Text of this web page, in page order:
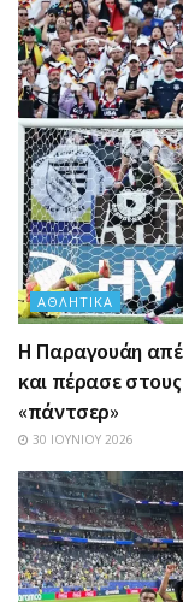
ΑΘΛΗΤΙΚΆ
Η Παραγουάη
και πέρασε
«πάντσερ»
30 ΙΟΥΝΊΟΥ 2026